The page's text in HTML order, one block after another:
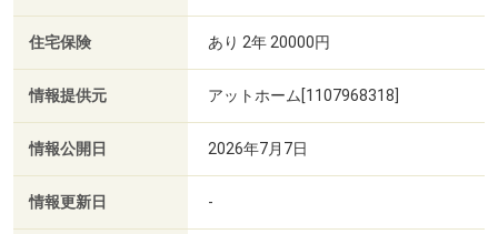
住宅保険 あり 2年 20000円
情報提供元 アットホーム[1107968318]
情報公開日 2026年7月7日
情報更新日 -